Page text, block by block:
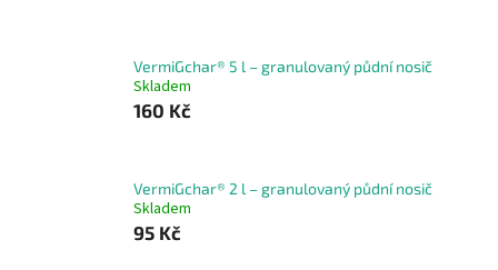
VermiGchar® 5 l – granulovaný půdní nosič
Skladem
160 Kč
VermiGchar® 2 l – granulovaný půdní nosič
Skladem
95 Kč